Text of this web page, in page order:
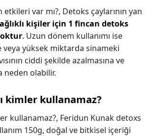
etkileri var mı?, Detoks çaylarının yan
kişiler için 1 fincan detoks
. Uzun dönem kullanımı ise
veya yüksek miktarda sinameki
ciddi şekilde azalmasına ve
neden olabilir.
kimler kullanamaz?
kullanamaz?, Feridun Kunak detoxs
150g, doğal ve bitkisel içeriği